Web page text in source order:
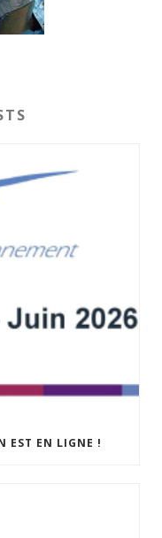
EST EN LIGNE !